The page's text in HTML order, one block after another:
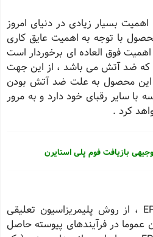
بسیار زیادی در دنیای امروز
با توجه به اهمیت عایق کاری
فوق العاده ای برخوردار است
که ضد آتش می باشد ، از این جهت
این محصول به علت ضد آتش بودن
با سایر رقبای خود دارد و به مرور
کرد .
بازیافت فوم پلی استایرن
پلی استایرن انبساطی یا EPS ، از روش پلیمریزاسیون تعلیقی
عموما در فرآیندهای پیوسته حاصل